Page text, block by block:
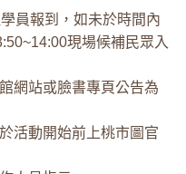
員報到，如未於時間內
現場候補民眾入
網站或臉書專頁公告為
活動開始前上桃市圖官